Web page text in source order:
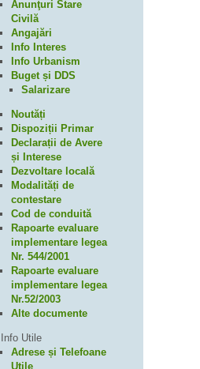
Anunţuri Stare
Civilă
Angajări
Info Interes
Info Urbanism
Buget și DDS
Salarizare
Noutăți
Dispoziții Primar
Declarații de Avere
și Interese
Dezvoltare locală
Modalități de
contestare
Cod de conduită
Rapoarte evaluare
implementare legea
Nr. 544/2001
Rapoarte evaluare
implementare legea
Nr.52/2003
Alte documente
Info Utile
Adrese și Telefoane
Utile